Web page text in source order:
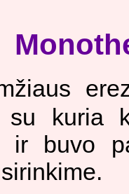
su kuria
ir buvo